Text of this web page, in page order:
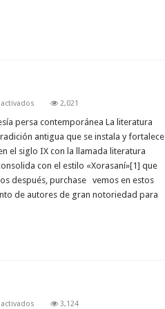
en
del
medio
2,021
persa contemporánea La literatura
antigua que se instala y fortalece
el siglo IX con la llamada literatura
con el estilo «Xorasaní»[1] que
después, purchase vemos en estos
de autores de gran notoriedad para
en
3,124